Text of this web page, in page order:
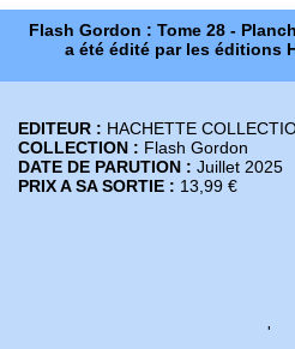
Flash Gordon : Tome 28 -
a été édité par les éditions
EDITEUR : HACHETTE
COLLECTION : Flash Gordon
DATE DE PARUTION : Juillet 2025
PRIX A SA SORTIE : 13,99 €
'